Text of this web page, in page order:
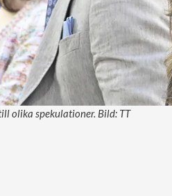
olika spekulationer. Bild: TT